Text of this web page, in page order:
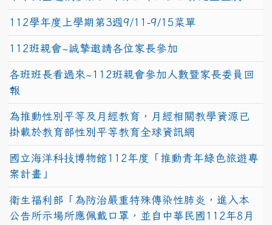
112學年度上學期第3週9/11-9/15菜單
112班親會~誠摯邀請各位家長參加
各班班長看過來~112班親會參加人數暨家長委員回
報
為推動性別平等及月經教育，月經相關教學資源已
掛載於教育部性別平等教育全球資訊網
國立海洋科技博物館112年度「推動青年綠色旅遊專
案計畫」
衛生福利部「為防治嚴重特殊傳染性肺炎，進入本
公告所示場所應佩戴口罩，並自中華民國112年8月